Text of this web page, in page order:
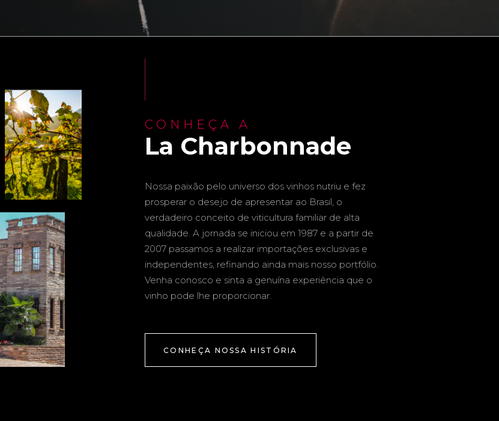
CONHEÇA A
La Charbonnade
Nossa paixão pelo universo dos vinhos nutriu e fez
prosperar o desejo de apresentar ao Brasil, o
verdadeiro conceito de viticultura familiar de alta
qualidade. A jornada se iniciou em 1987 e a partir de
2007 passamos a realizar importações exclusivas e
independentes, refinando ainda mais nosso portfólio.
Venha conosco e sinta a genuína experiência que o
vinho pode lhe proporcionar.
CONHEÇA NOSSA HISTÓRIA